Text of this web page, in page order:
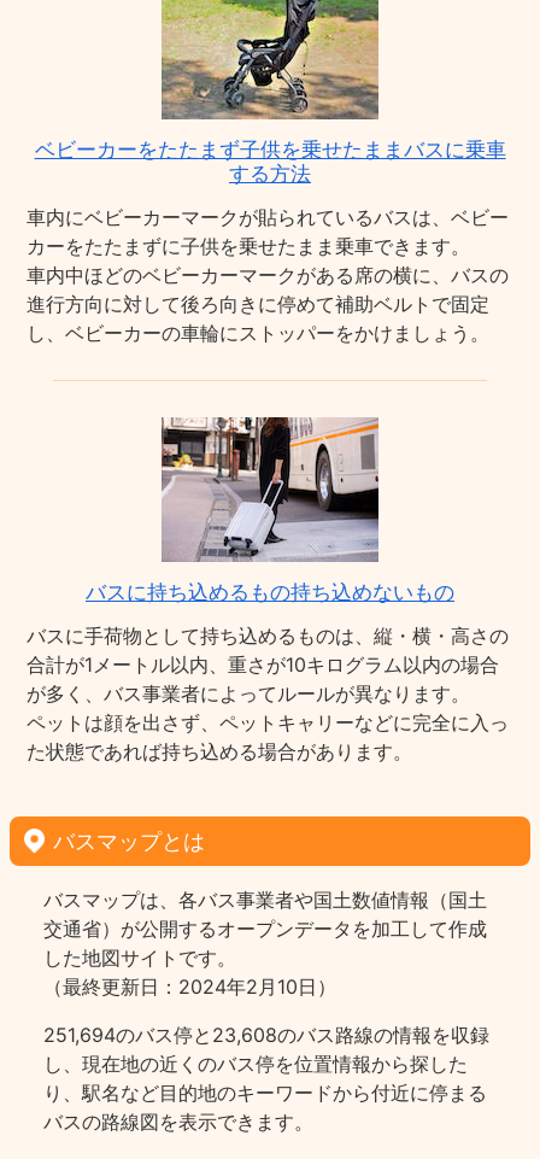
ベビーカーをたたまず子供を乗せたままバスに乗車
する方法
車内にベビーカーマークが貼られているバスは、ベビー
カーをたたまずに子供を乗せたまま乗車できます。
車内中ほどのベビーカーマークがある席の横に、バスの
進行方向に対して後ろ向きに停めて補助ベルトで固定
し、ベビーカーの車輪にストッパーをかけましょう。
バスに持ち込めるもの持ち込めないもの
バスに手荷物として持ち込めるものは、縦・横・高さの
合計が1メートル以内、重さが10キログラム以内の場合
が多く、バス事業者によってルールが異なります。
ペットは顔を出さず、ペットキャリーなどに完全に入っ
た状態であれば持ち込める場合があります。
バスマップとは
バスマップは、各バス事業者や国土数値情報（国土
交通省）が公開するオープンデータを加工して作成
した地図サイトです。
（最終更新日：2024年2月10日）
251,694のバス停と23,608のバス路線の情報を収録
し、現在地の近くのバス停を位置情報から探した
り、駅名など目的地のキーワードから付近に停まる
バスの路線図を表示できます。